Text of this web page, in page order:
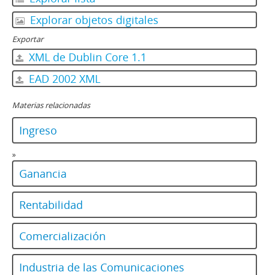
Explorar objetos digitales
Exportar
XML de Dublin Core 1.1
EAD 2002 XML
Materias relacionadas
Ingreso
»
Ganancia
Rentabilidad
Comercialización
Industria de las Comunicaciones